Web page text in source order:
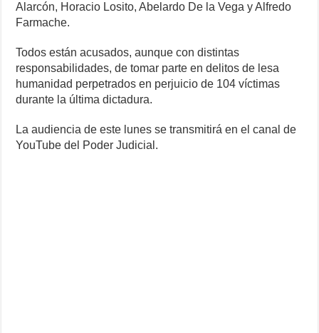
Alarcón, Horacio Losito, Abelardo De la Vega y Alfredo
Farmache.
Todos están acusados, aunque con distintas
responsabilidades, de tomar parte en delitos de lesa
humanidad perpetrados en perjuicio de 104 víctimas
durante la última dictadura.
La audiencia de este lunes se transmitirá en el canal de
YouTube del Poder Judicial.